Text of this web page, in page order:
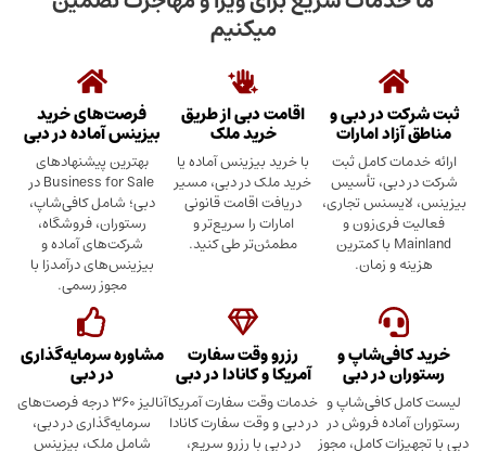
در دبی و
امارات
کامل ثبت
تأسیس
تجاری،
و
Mainland با کمترین
اقامت دبی از طریق
خرید ملک
با خرید بیزینس آماده یا
خرید ملک در دبی، مسیر
دریافت اقامت قانونی
امارات را سریع‌تر و
مطمئن‌تر طی کنید.
فرصت‌های خرید
بیزینس آماده در دبی
بهترین پیشنهادهای
Business for Sale در
دبی؛ شامل کافی‌شاپ،
رستوران، فروشگاه،
شرکت‌های آماده و
بیزینس‌های درآمدزا با
و
در دبی
و
فروش در
کامل، مجوز
رزرو وقت سفارت
آمریکا و کانادا در دبی
خدمات وقت سفارت آمریکا
در دبی و وقت سفارت کانادا
در دبی با رزرو سریع،
مشاوره سرمایه‌گذاری
در دبی
آنالیز ۳۶۰ درجه فرصت‌های
سرمایه‌گذاری در دبی،
شامل ملک، بیزینس